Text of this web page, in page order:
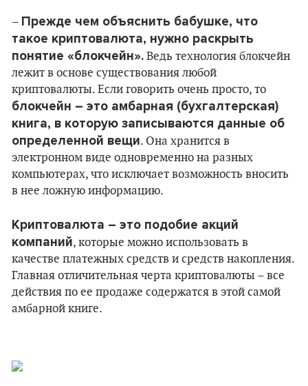
– Прежде чем объяснить бабушке, что
такое криптовалюта, нужно раскрыть
понятие «блокчейн». Ведь технология блокчейн
лежит в основе существования любой
криптовалюты. Если говорить очень просто, то
блокчейн – это амбарная (бухгалтерская)
книга, в которую записываются данные об
определенной вещи. Она хранится в
электронном виде одновременно на разных
компьютерах, что исключает возможность вносить
в нее ложную информацию.
Криптовалюта – это подобие акций
компаний, которые можно использовать в
качестве платежных средств и средств накопления.
Главная отличительная черта криптовалюты – все
действия по ее продаже содержатся в этой самой
амбарной книге.